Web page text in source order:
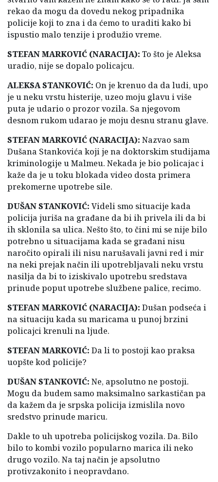
rekao da mogu da dovedu nekog pripadnika
policije koji to zna i da ćemo to uraditi kako bi
ispustio malo tenzije i produžio vreme.
STEFAN MARKOVIĆ (NARACIJA): To što je Aleksa
uradio, nije se dopalo policajcu.
ALEKSA STANKOVIĆ: On je krenuo da da ludi, upo
je u neku vrstu histerije, uzeo moju glavu i više
puta je udario o prozor vozila. Sa njegovom
desnom rukom udarao je moju desnu stranu glave.
STEFAN MARKOVIĆ (NARACIJA): Nazvao sam
Dušana Stankovića koji je na doktorskim studijama
kriminologije u Malmeu. Nekada je bio policajac i
kaže da je u toku blokada video dosta primera
prekomerne upotrebe sile.
DUŠAN STANKOVIĆ: Videli smo situacije kada
policija juriša na građane da bi ih privela ili da bi
ih sklonila sa ulica. Nešto što, to čini mi se nije bilo
potrebno u situacijama kada se građani nisu
naročito opirali ili nisu narušavali javni red i mir
na neki prejak način ili upotrebljavali neku vrstu
nasilja da bi to iziskivalo upotrebu sredstava
prinude poput upotrebe službene palice, recimo.
STEFAN MARKOVIĆ (NARACIJA): Dušan podseća i
na situaciju kada su maricama u punoj brzini
policajci krenuli na ljude.
STEFAN MARKOVIĆ: Da li to postoji kao praksa
uopšte kod policije?
DUŠAN STANKOVIĆ: Ne, apsolutno ne postoji.
Mogu da budem samo maksimalno sarkastičan pa
da kažem da je srpska policija izmislila novo
sredstvo prinude maricu.
Dakle to uh upotreba policijskog vozila. Da. Bilo
bilo to kombi vozilo popularno marica ili neko
drugo vozilo. Na taj način je apsolutno
protivzakonito i neopravdano.